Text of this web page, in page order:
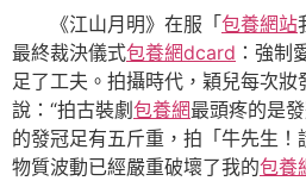
《江山月明》在服「包養網站
最終裁決儀式包養網dcard ：強制
足了工夫。拍攝時代，穎兒每次
說：“拍古裝劇包養網最頭疼的是
的發冠足有五斤重，拍「牛先生
物質波動已經嚴重破壞了我的包養